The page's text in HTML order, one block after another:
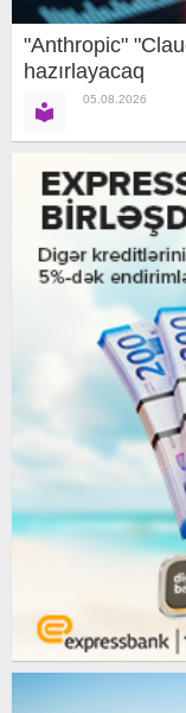
"Anthropic"
hazırlayacaq
05.08.2026